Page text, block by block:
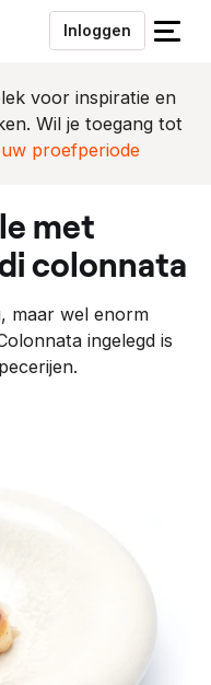
Inloggen
S
u
i
m
e
u
voor inspiratie en
Wil je toegang tot
proefperiode
colonnata
maar wel enorm
ingelegd is